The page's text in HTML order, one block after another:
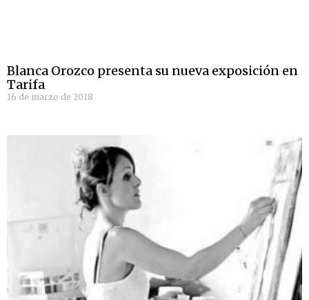
Blanca Orozco presenta su nueva exposición en
Tarifa
16 de marzo de 2018